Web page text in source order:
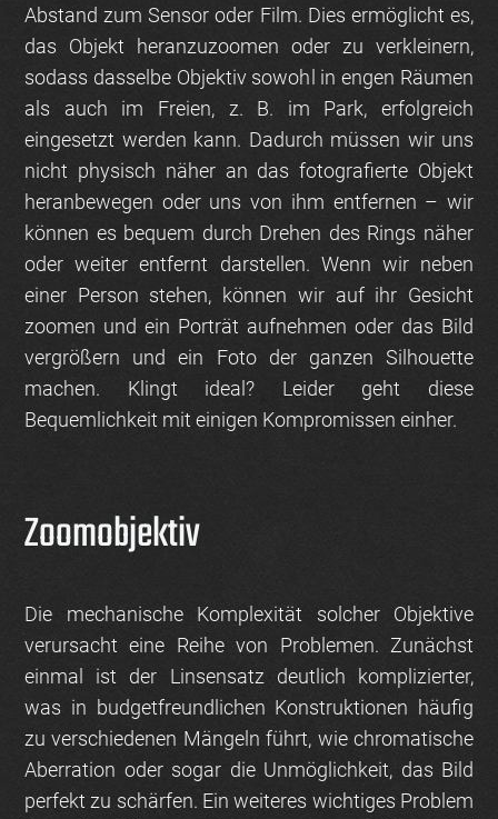
Abstand zum Sensor oder Film. Dies ermöglicht es,
das Objekt heranzuzoomen oder zu verkleinern,
sodass dasselbe Objektiv sowohl in engen Räumen
als auch im Freien, z. B. im Park, erfolgreich
eingesetzt werden kann. Dadurch müssen wir uns
nicht physisch näher an das fotografierte Objekt
heranbewegen oder uns von ihm entfernen – wir
können es bequem durch Drehen des Rings näher
oder weiter entfernt darstellen. Wenn wir neben
einer Person stehen, können wir auf ihr Gesicht
zoomen und ein Porträt aufnehmen oder das Bild
vergrößern und ein Foto der ganzen Silhouette
machen. Klingt ideal? Leider geht diese
Bequemlichkeit mit einigen Kompromissen einher.
Zoomobjektiv
Die mechanische Komplexität solcher Objektive
verursacht eine Reihe von Problemen. Zunächst
einmal ist der Linsensatz deutlich komplizierter,
was in budgetfreundlichen Konstruktionen häufig
zu verschiedenen Mängeln führt, wie chromatische
Aberration oder sogar die Unmöglichkeit, das Bild
perfekt zu schärfen. Ein weiteres wichtiges Problem